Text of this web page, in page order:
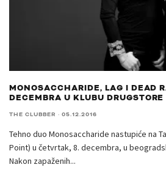
MONOSACCHARIDE, LAG I DEAD
DECEMBRA U KLUBU DRUGSTORE
THE CLUBBER · 05.12.2016
Tehno duo Monosaccharide nastupiće na
Point) u četvrtak, 8. decembra, u
Nakon zapaženih...